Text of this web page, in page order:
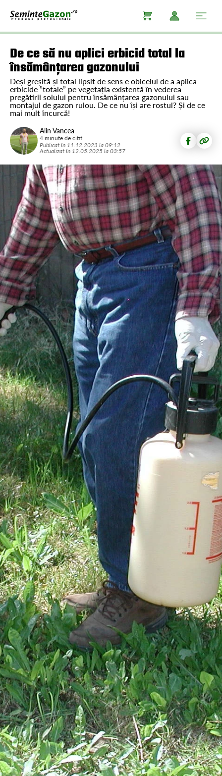
De ce să nu aplici erbicid total la
însămânțarea gazonului
Deși greșită și total lipsit de sens e obiceiul de a aplica
erbicide ”totale” pe vegetația existentă în vederea
pregătirii solului pentru însămânțarea gazonului sau
montajul de gazon rulou. De ce nu își are rostul? Și de ce
mai mult încurcă!
Alin Vancea
4 minute de citit
Publicat în 11.12.2023 la 09:12
Actualizat în 12.05.2025 la 03:57